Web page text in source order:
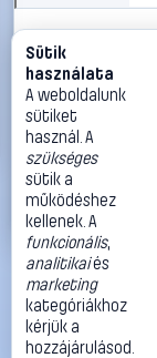
Blickle 945670
rögzített kerék
kg 1 db
Blickle Görgők,
53 990 Ft
Kosárba
«
Méret:
©2026
ÁSZF
Sütik
használata
A weboldalunk
sütiket
használ. A
szükséges
sütik a
működéshez
kellenek. A
funkcionális,
analitikaiés
marketing
kategóriákhoz
kérjük a
hozzájárulásod.